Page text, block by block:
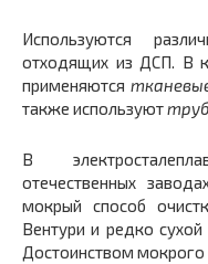
Используются
отходящих из ДСП. В
применяются
также используют
В
отечественных
мокрый способ
Вентури и редко
Достоинством мокрого